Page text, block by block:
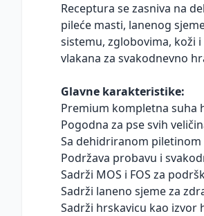
Receptura se zasniva na
pileće masti, lanenog
sistemu, zglobovima, koži
vlakana za svakodnevno
Glavne karakteristike:
Premium kompletna suha
Pogodna za pse svih
Sa dehidriranom
Podržava probavu i
Sadrži MOS i FOS za
Sadrži laneno sjeme za
Sadrži hrskavicu kao izvor